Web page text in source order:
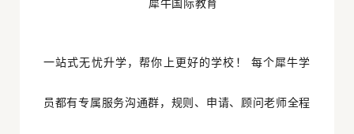
一站式无忧升学，帮你上更好的学校！ 每个犀牛学
员都有专属服务沟通群，规则、申请、顾问老师全程